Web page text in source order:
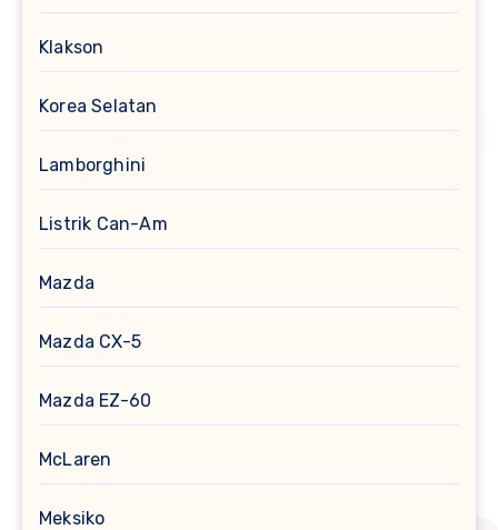
Klakson
Korea Selatan
Lamborghini
Listrik Can-Am
Mazda
Mazda CX-5
Mazda EZ-60
McLaren
Meksiko